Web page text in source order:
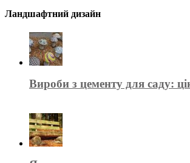
Ландшафтний дизайн
Вироби з цементу для саду: